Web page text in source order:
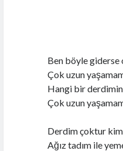
Ben böyle giderse
Çok uzun
Hangi bir derdimin
Çok uzun
Derdim çoktur
Ağız tadım ile